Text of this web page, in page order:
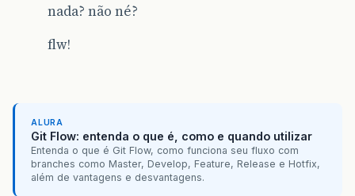
nada? não né?
flw!
ALURA
Git Flow: entenda o que é, como e quando utilizar
Entenda o que é Git Flow, como funciona seu fluxo com
branches como Master, Develop, Feature, Release e Hotfix,
além de vantagens e desvantagens.